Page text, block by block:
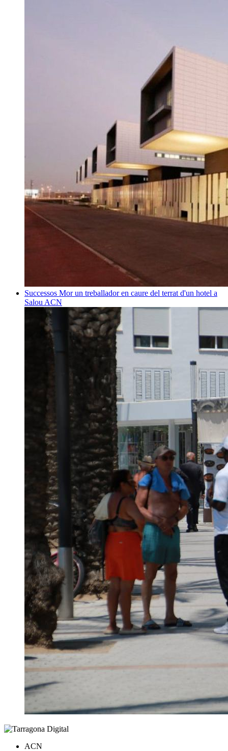
Successos Mor un treballador en caure del terrat d'un hotel a
Salou ACN
ACN